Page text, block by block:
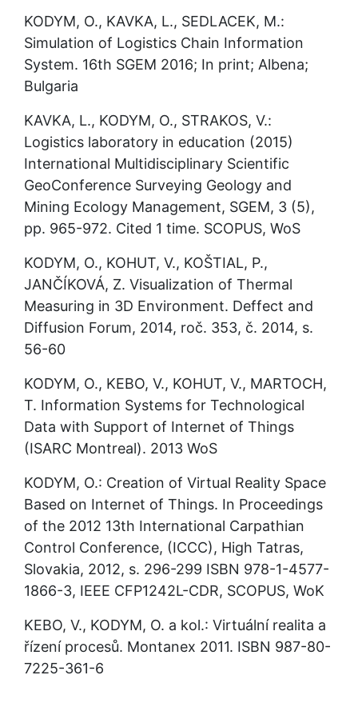
KODYM, O., KAVKA, L., SEDLACEK, M.:
Simulation of Logistics Chain Information
System. 16th SGEM 2016; In print; Albena;
Bulgaria
KAVKA, L., KODYM, O., STRAKOS, V.:
Logistics laboratory in education (2015)
International Multidisciplinary Scientific
GeoConference Surveying Geology and
Mining Ecology Management, SGEM, 3 (5),
pp. 965-972. Cited 1 time. SCOPUS, WoS
KODYM, O., KOHUT, V., KOŠTIAL, P.,
JANČÍKOVÁ, Z. Visualization of Thermal
Measuring in 3D Environment. Deffect and
Diffusion Forum, 2014, roč. 353, č. 2014, s.
56-60
KODYM, O., KEBO, V., KOHUT, V., MARTOCH,
T. Information Systems for Technological
Data with Support of Internet of Things
(ISARC Montreal). 2013 WoS
KODYM, O.: Creation of Virtual Reality Space
Based on Internet of Things. In Proceedings
of the 2012 13th International Carpathian
Control Conference, (ICCC), High Tatras,
Slovakia, 2012, s. 296-299 ISBN 978-1-4577-
1866-3, IEEE CFP1242L-CDR, SCOPUS, WoK
KEBO, V., KODYM, O. a kol.: Virtuální realita a
řízení procesů. Montanex 2011. ISBN 987-80-
7225-361-6